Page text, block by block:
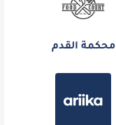
محكمة القدم